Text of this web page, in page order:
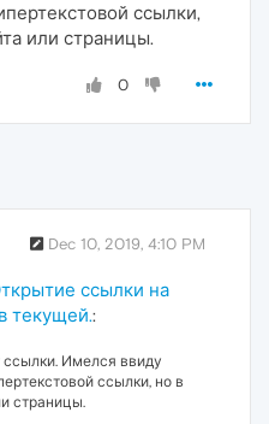
ссылки,
или страницы.
0
Dec 10, 2019, 4:10 PM
ссылки на
текущей.:
ссылки. Имелся ввиду
ссылки, но в
страницы.